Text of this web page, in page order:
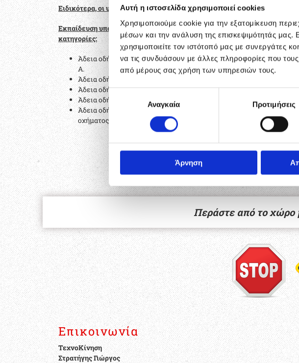
Αυτή η ιστοσελίδα χρησιμοποιεί cookies
Χρησιμοποιούμε cookie για την εξατομίκευση
μέσων και την ανάλυση της επισκεψιμότητάς
χρησιμοποιείτε τον ιστότοπό μας με συνεργάτες
να τις συνδυάσουν με άλλες πληροφορίες που
από μέρους σας χρήση των υπηρεσιών τους.
συγκατάθεσηςΑναγκαία Προτιμήσεις
Άρνηση
Ειδικότερα, οι υπηρεσίες μας:
Εκπαίδευση υποψήφιων οδηγών σε όλες τις
κατηγορίες:
Άδεια οδήγησης μοτοσικλέτας ΑΜ, Α1, Α2,
Α.
Άδεια οδήγησης αυτοκινήτου Β
Άδεια οδήγησης φορτηγού C
Άδεια οδήγησης λεωφορείου D
Άδεια οδήγησης συρμού ή αρθρωτού
οχήματος CE
όχημα της
Υπηρεσίες που
Έκδοση
Ε.Ε. με
Περάστε από το χώρο
Επικοινωνία
ΤεχνοΚίνηση
Στρατήγης Γιώργος